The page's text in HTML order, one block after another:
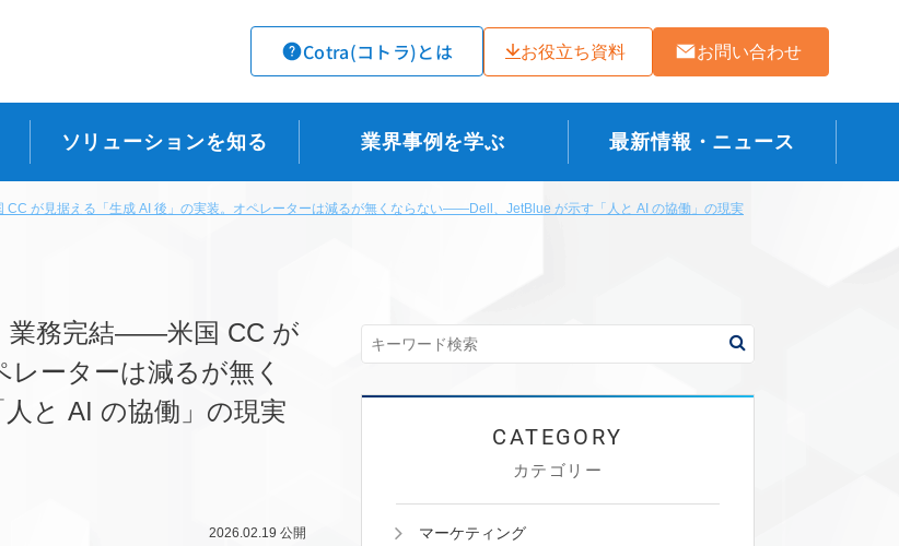
Cotra(コトラ)とは お役立ち資料 お問い合わせ
ソリューションを知る 業界事例を学ぶ 最新情報・ニュース
が見据える「生成 AI 後」の実装。オペレーターは減るが無くならない――Dell、JetBlue が示す「人と AI の協働」の現実
業務完結――米国 CC が
ーターは減るが無く
と AI の協働」の現実
2026.02.19 公開
カテゴリー
マーケティング